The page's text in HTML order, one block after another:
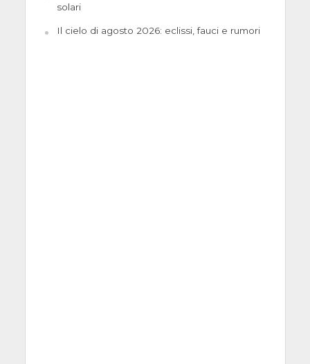
solari
Il cielo di agosto 2026: eclissi, fauci e rumori